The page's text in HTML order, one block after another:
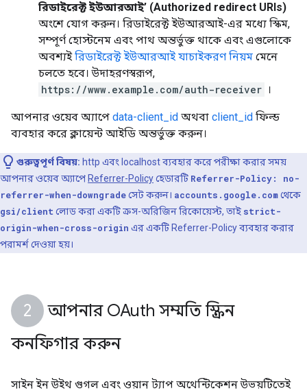
রিডাইরেক্ট ইউআরআই’ (Authorized redirect URIs)
অংশে যোগ করুন। রিডাইরেক্ট ইউআরআই-এর মধ্যে স্কিম,
সম্পূর্ণ হোস্টনেম এবং পাথ অন্তর্ভুক্ত থাকে এবং এগুলোকে
অবশ্যইরিডাইরেক্ট ইউআরআই যাচাইকরণ নিয়ম মেনে
চলতে হবে। উদাহরণস্বরূপ,
https://www.example.com/auth-receiver ।
আপনার ওয়েব অ্যাপে data-client_id অথবা client_id ফিল্ড
ব্যবহার করে ক্লায়েন্ট আইডি অন্তর্ভুক্ত করুন।
গুরুত্বপূর্ণ বিষয়: http এবং localhost ব্যবহার করে পরীক্ষা করার সময়
আপনার ওয়েব অ্যাপে Referrer-Policy হেডারটি Referrer-Policy: no-
referrer-when-downgrade সেট করুন। accounts.google.com থেকে
gsi/client লোড করা একটি ক্রস-অরিজিন রিকোয়েস্ট, তাই strict-
origin-when-cross-origin এর একটি Referrer-Policy ব্যবহার করার
পরামর্শ দেওয়া হয়।
আপনার OAuth সম্মতি স্ক্রিন
কনফিগার করুন
সাইন ইন উইথ গুগল এবং ওয়ান ট্যাপ অথেন্টিকেশন উভয়টিতেই